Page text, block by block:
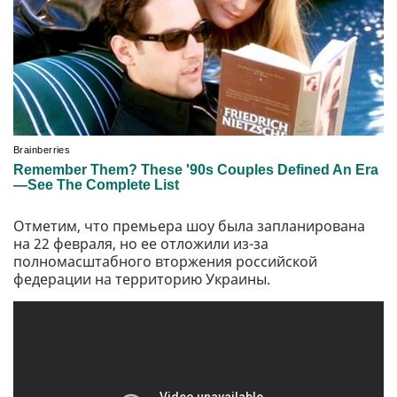
Отметим, что премьера шоу была запланирована
на 22 февраля, но ее отложили из-за
полномасштабного вторжения российской
федерации на территорию Украины.